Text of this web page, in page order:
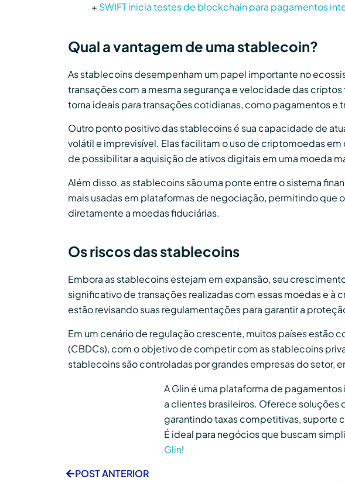
+ SWIFT inicia testes de blockchain para pagamentos
Qual a vantagem de uma stablecoin?
As stablecoins desempenham um papel importante no
transações com a mesma segurança e velocidade das
torna ideais para transações cotidianas, como pagamentos e
Outro ponto positivo das stablecoins é sua capacidade de
volátil e imprevisível. Elas facilitam o uso de criptomoedas
de possibilitar a aquisição de ativos digitais em uma moeda
Além disso, as stablecoins são uma ponte entre o sistema
mais usadas em plataformas de negociação, permitindo que
diretamente a moedas fiduciárias.
Os riscos das stablecoins
Embora as stablecoins estejam em expansão, seu
significativo de transações realizadas com essas moedas e
estão revisando suas regulamentações para garantir a
Em um cenário de regulação crescente, muitos países estão
(CBDCs), com o objetivo de competir com as stablecoins
stablecoins são controladas por grandes empresas do setor,
A Glin é uma plataforma de
a clientes brasileiros. Oferece soluções
garantindo taxas competitivas, suporte
É ideal para negócios que buscam
Glin!
POST ANTERIOR